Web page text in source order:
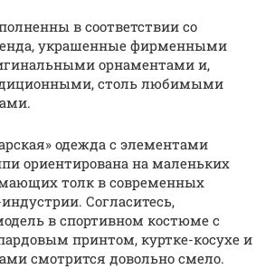
в соответствии со
украшенные фирменными
орнаментами и,
столь любимыми
одежда с элементами
ориентирована на маленьких
толк в современных
Согласитесь,
в спортивном костюме с
принтом, куртке-косухе и
смотрится довольно смело.